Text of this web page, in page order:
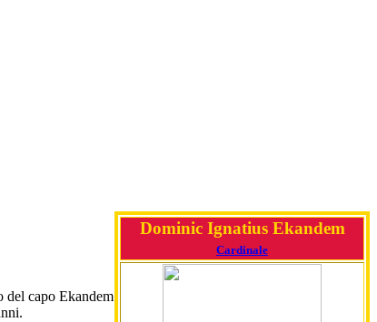
Dominic Ignatius Ekandem
Cardinale
capo Ekandem